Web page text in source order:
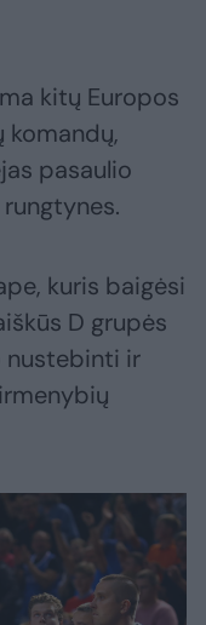
kitų Europos
komandų,
pasaulio
kuris baigėsi
D grupės
nustebinti ir